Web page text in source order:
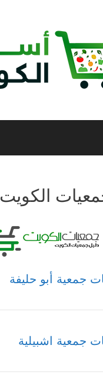
الكويت
جمعية أبو حليفة
جمعية اشبيلية